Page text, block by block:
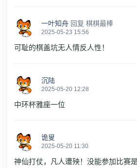
一叶知舟 回复 棋棋最棒
2025-05-23 15:56
可耻的棋盖坑无人情反人性！
沉陆
2025-05-20 12:28
中环杯雅座一位
诡叟
2025-05-20 11:30
神仙打仗，凡人遭殃！没能参加比赛